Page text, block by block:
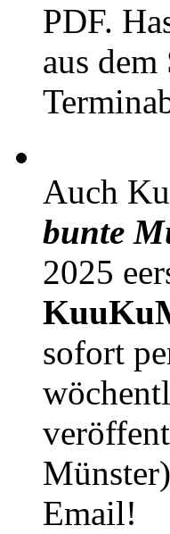
PDF.
aus
Auch
bunte
2025
sofort
Email!